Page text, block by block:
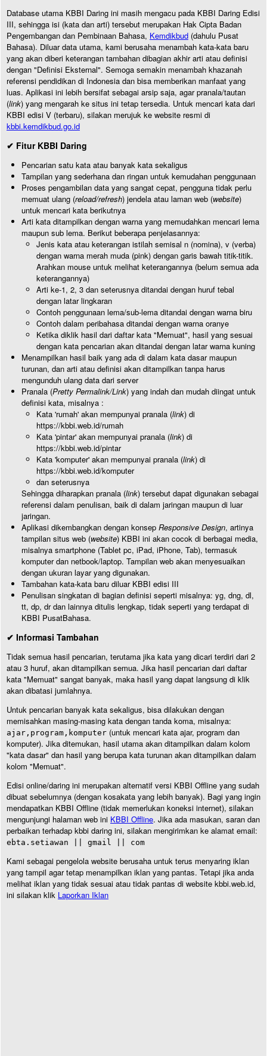
Database utama KBBI Daring ini masih mengacu pada KBBI Daring Edisi
III, sehingga isi (kata dan arti) tersebut merupakan Hak Cipta Badan
Pengembangan dan Pembinaan Bahasa, Kemdikbud (dahulu Pusat
Bahasa). Diluar data utama, kami berusaha menambah kata-kata baru
yang akan diberi keterangan tambahan dibagian akhir arti atau definisi
dengan "Definisi Eksternal". Semoga semakin menambah khazanah
referensi pendidikan di Indonesia dan bisa memberikan manfaat yang
luas. Aplikasi ini lebih bersifat sebagai arsip saja, agar pranala/tautan
(link) yang mengarah ke situs ini tetap tersedia. Untuk mencari kata dari
KBBI edisi V (terbaru), silakan merujuk ke website resmi di
kbbi.kemdikbud.go.id
✔ Fitur KBBI Daring
Pencarian satu kata atau banyak kata sekaligus
Tampilan yang sederhana dan ringan untuk kemudahan penggunaan
Proses pengambilan data yang sangat cepat, pengguna tidak perlu
memuat ulang (reload/refresh) jendela atau laman web (website)
untuk mencari kata berikutnya
Arti kata ditampilkan dengan warna yang memudahkan mencari lema
maupun sub lema. Berikut beberapa penjelasannya:
Jenis kata atau keterangan istilah semisal n (nomina), v (verba)
dengan warna merah muda (pink) dengan garis bawah titik-titik.
Arahkan mouse untuk melihat keterangannya (belum semua ada
keterangannya)
Arti ke-1, 2, 3 dan seterusnya ditandai dengan huruf tebal
dengan latar lingkaran
Contoh penggunaan lema/sub-lema ditandai dengan warna biru
Contoh dalam peribahasa ditandai dengan warna oranye
Ketika diklik hasil dari daftar kata "Memuat", hasil yang sesuai
dengan kata pencarian akan ditandai dengan latar warna kuning
Menampilkan hasil baik yang ada di dalam kata dasar maupun
turunan, dan arti atau definisi akan ditampilkan tanpa harus
mengunduh ulang data dari server
Pranala (Pretty Permalink/Link) yang indah dan mudah diingat untuk
definisi kata, misalnya :
Kata 'rumah' akan mempunyai pranala (link) di
https://kbbi.web.id/rumah
Kata 'pintar' akan mempunyai pranala (link) di
https://kbbi.web.id/pintar
Kata 'komputer' akan mempunyai pranala (link) di
https://kbbi.web.id/komputer
dan seterusnya
Sehingga diharapkan pranala (link) tersebut dapat digunakan sebagai
referensi dalam penulisan, baik di dalam jaringan maupun di luar
jaringan.
Aplikasi dikembangkan dengan konsep Responsive Design, artinya
tampilan situs web (website) KBBI ini akan cocok di berbagai media,
misalnya smartphone (Tablet pc, iPad, iPhone, Tab), termasuk
komputer dan netbook/laptop. Tampilan web akan menyesuaikan
dengan ukuran layar yang digunakan.
Tambahan kata-kata baru diluar KBBI edisi III
Penulisan singkatan di bagian definisi seperti misalnya: yg, dng, dl,
tt, dp, dr dan lainnya ditulis lengkap, tidak seperti yang terdapat di
KBBI PusatBahasa.
✔ Informasi Tambahan
Tidak semua hasil pencarian, terutama jika kata yang dicari terdiri dari 2
atau 3 huruf, akan ditampilkan semua. Jika hasil pencarian dari daftar
kata "Memuat" sangat banyak, maka hasil yang dapat langsung di klik
akan dibatasi jumlahnya.
Untuk pencarian banyak kata sekaligus, bisa dilakukan dengan
memisahkan masing-masing kata dengan tanda koma, misalnya:
ajar,program,komputer (untuk mencari kata ajar, program dan
komputer). Jika ditemukan, hasil utama akan ditampilkan dalam kolom
"kata dasar" dan hasil yang berupa kata turunan akan ditampilkan dalam
kolom "Memuat".
Edisi online/daring ini merupakan alternatif versi KBBI Offline yang sudah
dibuat sebelumnya (dengan kosakata yang lebih banyak). Bagi yang ingin
mendapatkan KBBI Offline (tidak memerlukan koneksi internet), silakan
mengunjungi halaman web ini KBBI Offline. Jika ada masukan, saran dan
perbaikan terhadap kbbi daring ini, silakan mengirimkan ke alamat email:
ebta.setiawan || gmail || com
Kami sebagai pengelola website berusaha untuk terus menyaring iklan
yang tampil agar tetap menampilkan iklan yang pantas. Tetapi jika anda
melihat iklan yang tidak sesuai atau tidak pantas di website kbbi.web.id,
ini silakan klik Laporkan Iklan